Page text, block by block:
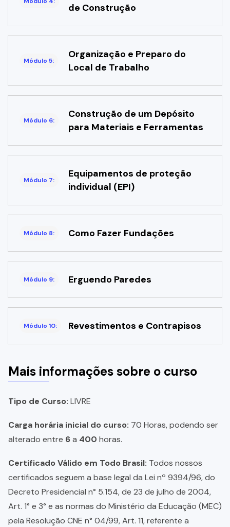
de Construção
Módulo 5:
Organização e Preparo do
Local de Trabalho
Módulo 6:
Construção de um Depósito
para Materiais e Ferramentas
Módulo 7:
Equipamentos de proteção
individual (EPI)
Módulo 8: Como Fazer Fundações
Módulo 9: Erguendo Paredes
Módulo 10: Revestimentos e Contrapisos
Mais informações sobre o curso
Tipo de Curso: LIVRE
Carga horária inicial do curso: 70 Horas, podendo ser
alterado entre 6a 400 horas.
Certificado Válido em Todo Brasil: Todos nossos
certificados seguem a base legal da Lei nº 9394/96, do
Decreto Presidencial n° 5.154, de 23 de julho de 2004,
Art. 1° e 3° e as normas do Ministério da Educação (MEC)
pela Resolução CNE n° 04/99, Art. 11, referente a